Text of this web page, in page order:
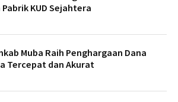
Pabrik KUD Sejahtera
Muba Raih Penghargaan Dana
Tercepat dan Akurat